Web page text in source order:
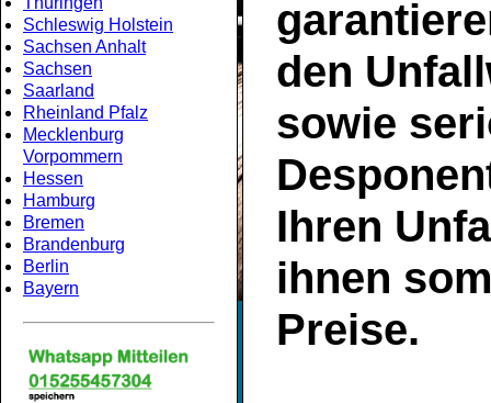
Schleswig Holstein
Sachsen Anhalt
Sachsen
Saarland
Rheinland Pfalz
Mecklenburg
Vorpommern
Hessen
Hamburg
Bremen
Brandenburg
Berlin
Bayern
den
sowie
Ihren
ihnen
Preise.